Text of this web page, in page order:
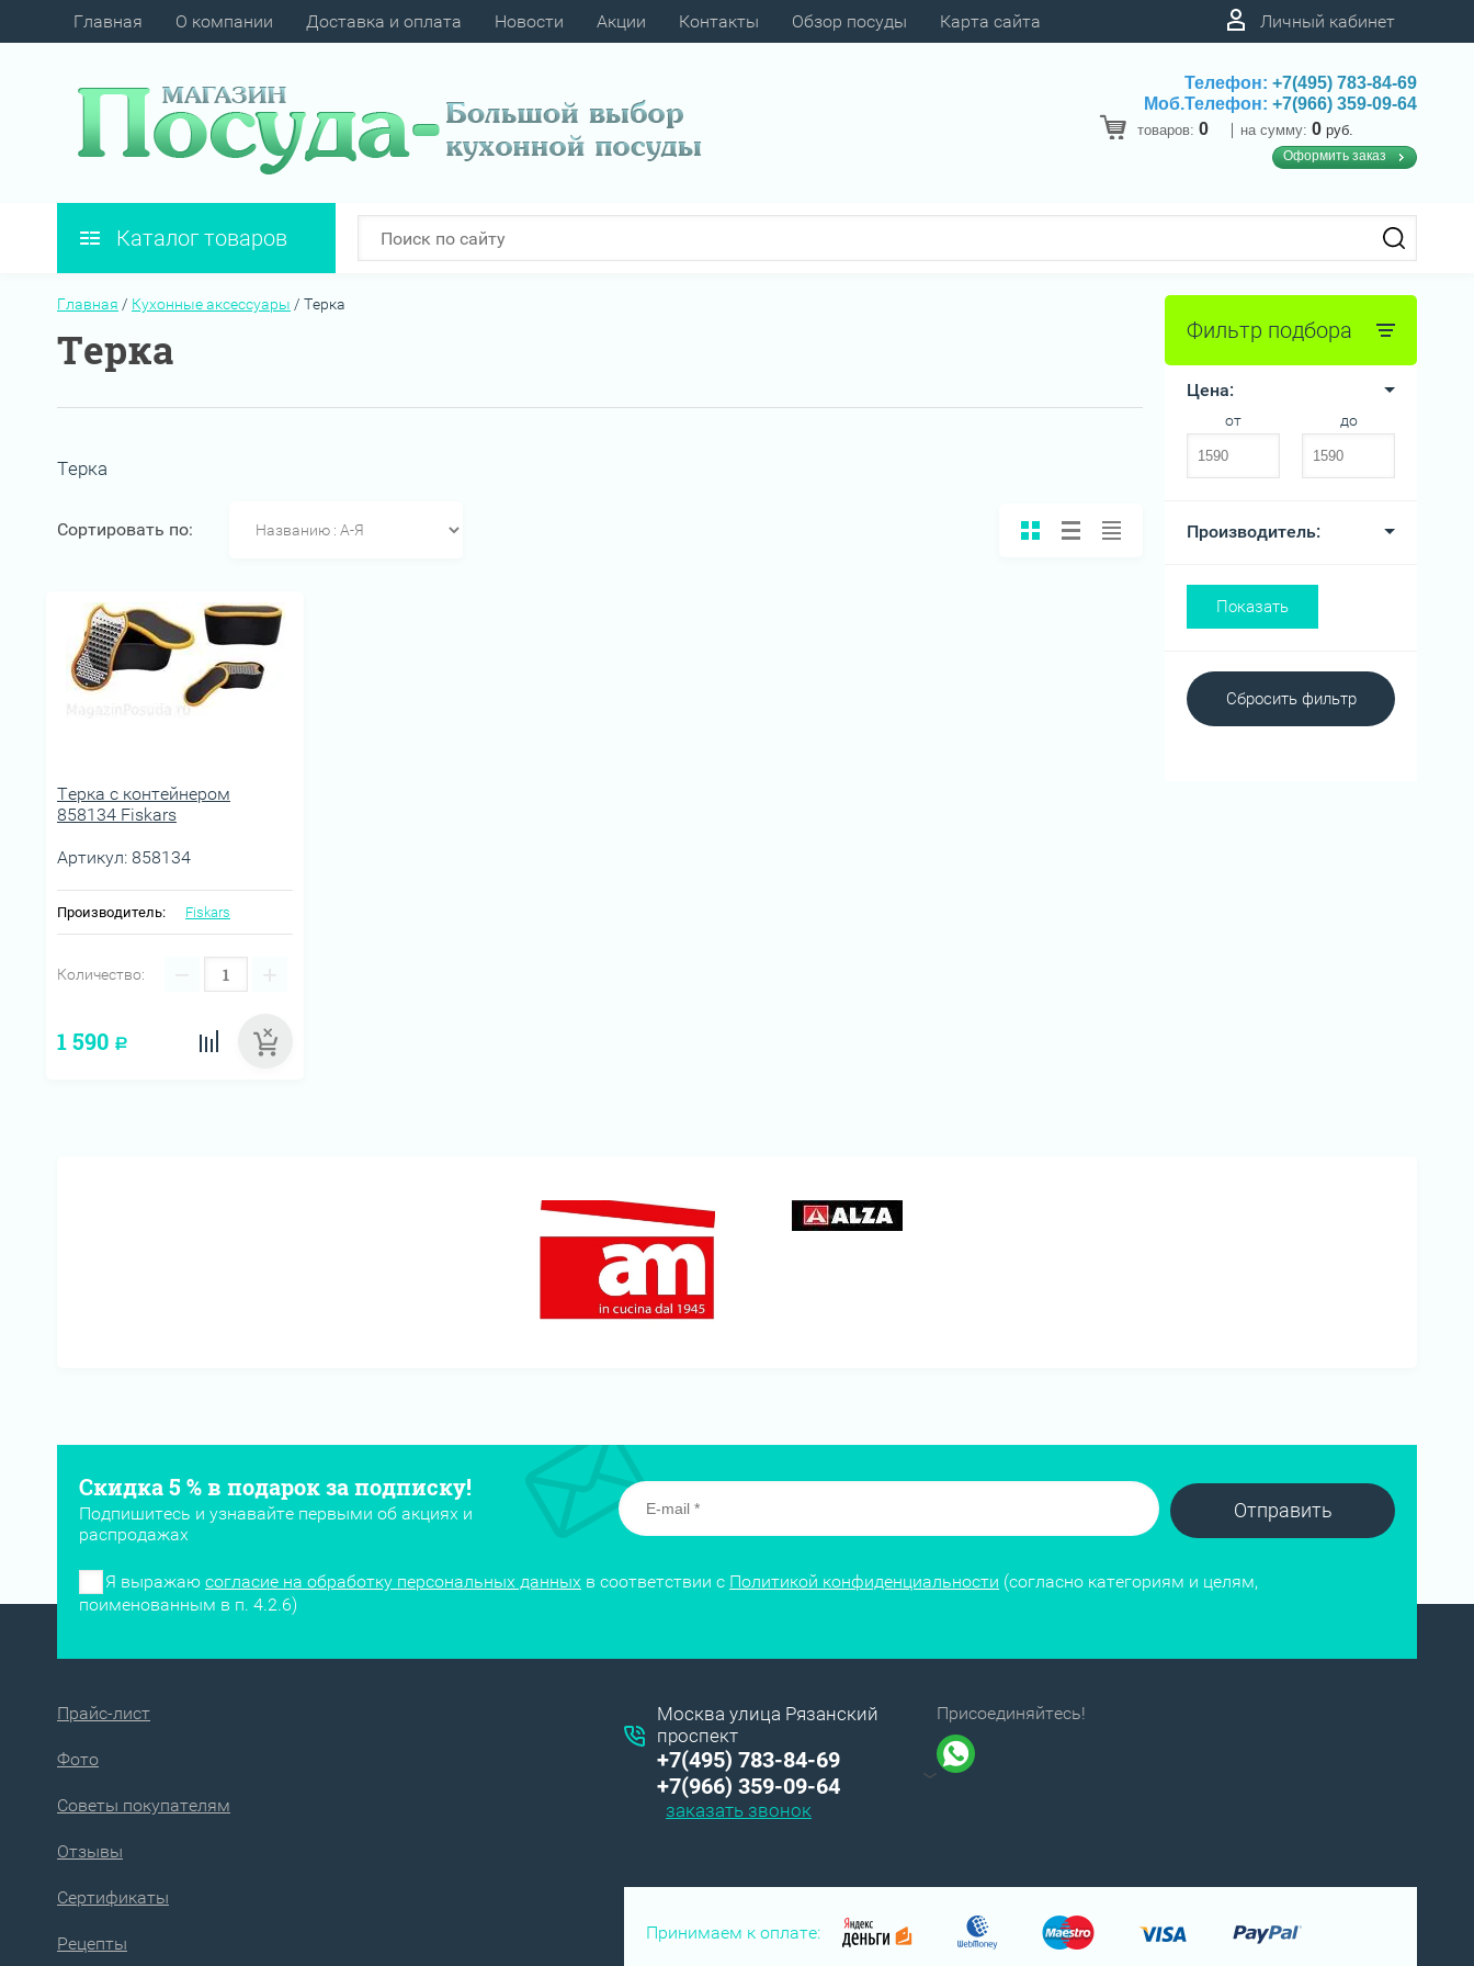
Главная О компании Доставка и оплата Новости Акции Контакты Обзор посуды Карта сайта Личный кабинет
Телефон: +7(495) 783-84-69
Моб.Телефон: +7(966) 359-09-64
товаров: 0 на сумму: 0 руб.
Оформить заказ
Каталог товаров
Фильтр подбора
Цена:
от до
Производитель:
Показать
Сбросить фильтр
Главная / Кухонные аксессуары / Терка
Терка
Терка
Сортировать по:
Терка с контейнером
858134 Fiskars
Артикул: 858134
Производитель: Fiskars
Количество: − +
1 590 Р
Скидка 5 % в подарок за подписку!
Подпишитесь и узнавайте первыми об акциях и
распродажах
Отправить
Я выражаю согласие на обработку персональных данных в соответствии с Политикой конфиденциальности (согласно категориям и целям,
поименованным в п. 4.2.6)
Прайс-лист
Фото
Советы покупателям
Отзывы
Сертификаты
Рецепты
Москва улица Рязанский
проспект
+7(495) 783-84-69
+7(966) 359-09-64
заказать звонок
Присоединяйтесь!
Принимаем к оплате: